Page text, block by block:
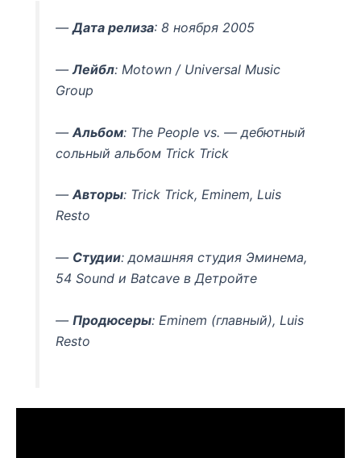
—Дата релиза: 8 ноября 2005
—Лейбл: Motown / Universal Music
Group
—Альбом: The People vs. — дебютный
сольный альбом Trick Trick
—Авторы: Trick Trick, Eminem, Luis
Resto
— Студии: домашняя студия Эминема,
54 Sound и Batcave в Детройте
—Продюсеры: Eminem (главный), Luis
Resto